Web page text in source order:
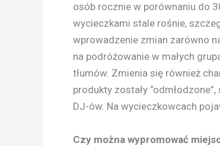
osób rocznie w porównaniu do
wycieczkami stale rośnie,
wprowadzenie zmian zarówno
na podróżowanie w małych
tłumów. Zmienia się również
produkty zostały
DJ-ów. Na wycieczkowcach
Czy można wypromować